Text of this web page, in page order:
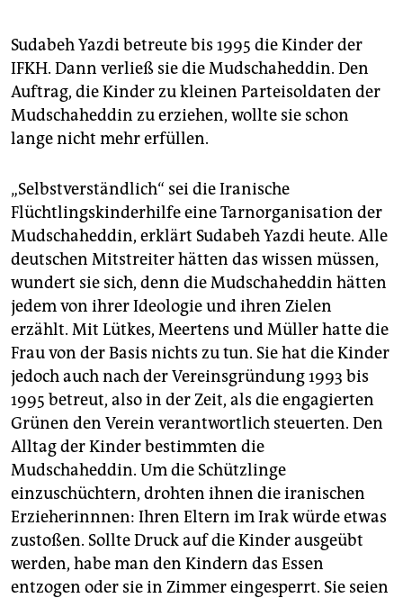
Sudabeh Yazdi betreute bis 1995 die Kinder der
IFKH. Dann verließ sie die Mudschaheddin. Den
Auftrag, die Kinder zu kleinen Parteisoldaten der
Mudschaheddin zu erziehen, wollte sie schon
lange nicht mehr erfüllen.
„Selbstverständlich“ sei die Iranische
Flüchtlingskinderhilfe eine Tarnorganisation der
Mudschaheddin, erklärt Sudabeh Yazdi heute. Alle
deutschen Mitstreiter hätten das wissen müssen,
wundert sie sich, denn die Mudschaheddin hätten
jedem von ihrer Ideologie und ihren Zielen
erzählt. Mit Lütkes, Meertens und Müller hatte die
Frau von der Basis nichts zu tun. Sie hat die Kinder
jedoch auch nach der Vereinsgründung 1993 bis
1995 betreut, also in der Zeit, als die engagierten
Grünen den Verein verantwortlich steuerten. Den
Alltag der Kinder bestimmten die
Mudschaheddin. Um die Schützlinge
einzuschüchtern, drohten ihnen die iranischen
Erzieherinnnen: Ihren Eltern im Irak würde etwas
zustoßen. Sollte Druck auf die Kinder ausgeübt
werden, habe man den Kindern das Essen
entzogen oder sie in Zimmer eingesperrt. Sie seien